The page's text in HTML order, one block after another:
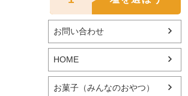
お問い合わせ
HOME
お菓子（みんなのおやつ）